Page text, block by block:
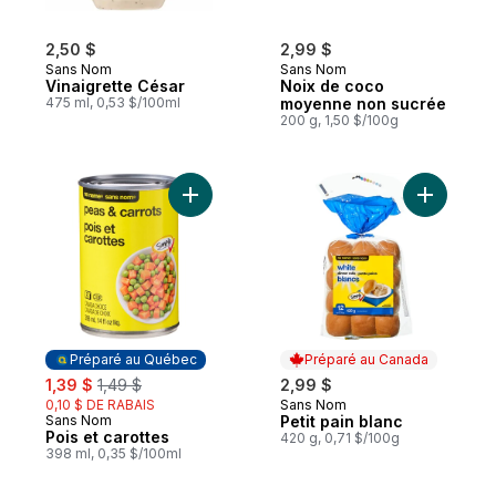
2,50 $
Sans Nom
Vinaigrette César
475 ml, 0,53 $/100ml
2,99 $
Sans Nom
Noix de coco
moyenne non sucrée
200 g, 1,50 $/100g
Préparé au Québec
sale:
1,39 $ , formerly:
1,49 $
0,10 $ DE RABAIS
Préparé au Québec
Sans Nom
Pois et carottes
398 ml, 0,35 $/100ml
Ajouter Pois et carottes au panier
Préparé au Canada
2,99 $
Préparé au Canada
Sans Nom
Petit pain blanc
420 g, 0,71 $/100g
Ajouter